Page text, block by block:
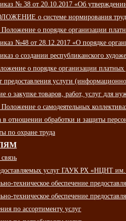
№ 38 от 20.10.2017 «Об
о системе нормирования
Положение о порядке организации
№48 от 28.12.2017 «О порядке
о создании республиканского
о порядке организации
предоставления услуги
о закупке товаров, работ, услуг
о самодеятельных
в отношении обработки и защиты
по охране труда
услуг ГАУК РХ «НЦНТ
техническое обеспечение
техническое обеспечение
по ассортименту услуг